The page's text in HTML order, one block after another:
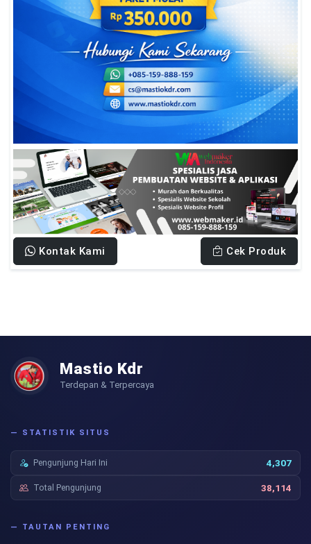
Kontak Kami Cek Produk
Mastio Kdr
Terdepan & Terpercaya
— STATISTIK SITUS
Pengunjung Hari Ini 4,307
Total Pengunjung 38,114
— TAUTAN PENTING